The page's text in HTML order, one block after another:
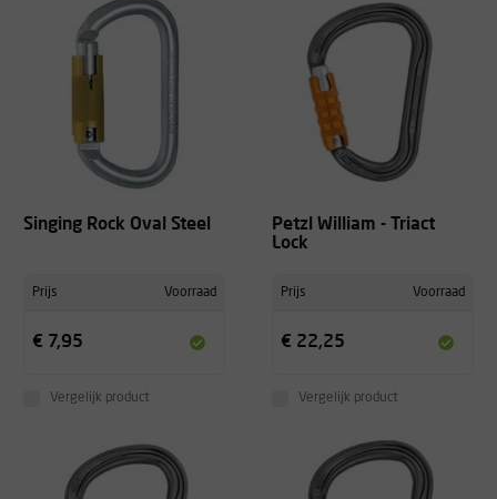
Singing Rock Oval Steel
Prijs Voorraad
€ 7,95
Vergelijk product
Petzl William - Triact
Lock
Prijs Voorraad
€ 22,25
Vergelijk product